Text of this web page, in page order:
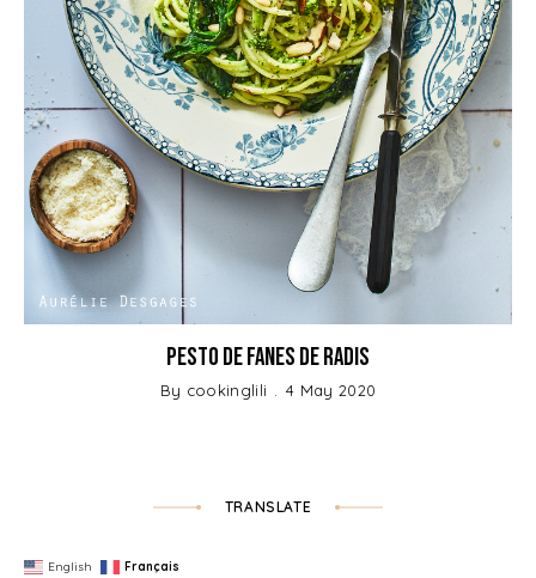
Pesto de fanes de radis
By cookinglili 4 May 2020
TRANSLATE
English Français